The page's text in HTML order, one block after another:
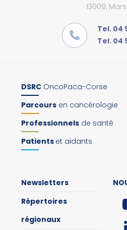
13009,
Tel. 04
Tel. 04
DSRC OncoPaca-Corse
Parcours en cancérologie
Professionnels de santé
Patients et aidants
Newsletters
Répertoires
régionaux